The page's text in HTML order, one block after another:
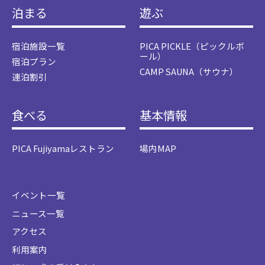
泊まる
宿泊施設一覧
宿泊プラン
連泊割引
遊ぶ
PICA PICKLE（ピックルボ
ール）
CAMP SAUNA（サウナ）
食べる
PICA Fujiyamaレストラン
基本情報
場内MAP
イベント一覧
ニュース一覧
アクセス
利用案内